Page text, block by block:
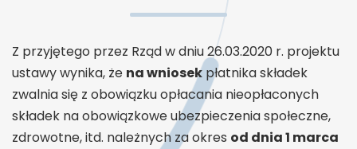
Z przyjętego przez Rząd w dniu 26.03.2020 r. projektu
ustawy wynika, że na wniosek płatnika składek
zwalnia się z obowiązku opłacania nieopłaconych
składek na obowiązkowe ubezpieczenia społeczne,
zdrowotne, itd. należnych za okres od dnia 1 marca